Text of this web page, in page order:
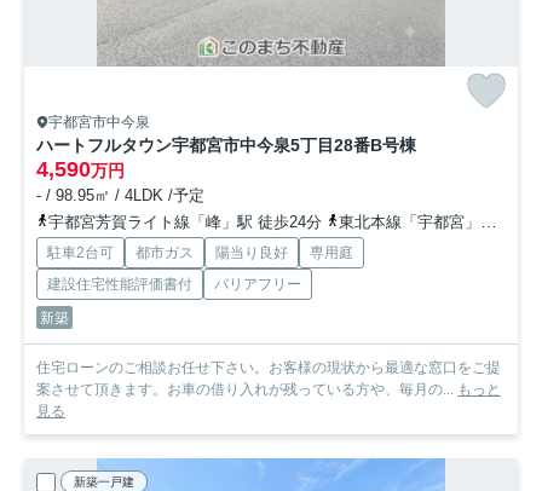
宇都宮市中今泉
ハートフルタウン宇都宮市中今泉5丁目28番B号棟
4,590万円
- / 98.95㎡ / 4LDK /予定
宇都宮芳賀ライト線「峰」駅 徒歩24分
東北本線「宇都宮」駅 徒歩33分
駐車2台可 都市ガス 陽当り良好
専用庭
建設住宅性能評価書付
バリアフリー
新築
住宅ローンのご相談お任せ下さい。お客様の現状から最適な窓口をご提
案させて頂きます。お車の借り入れが残っている方や、毎月の... もっと
見る
新築一戸建